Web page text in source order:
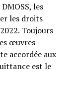
les
les droits
Toujours
œuvres
accordée aux
est le